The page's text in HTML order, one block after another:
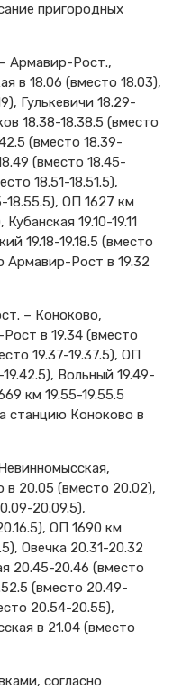
пригородных
Армавир-Рост.,
в 18.06 (вместо 18.03),
Гулькевичи 18.29-
18.38-18.38.5 (вместо
(вместо 18.39-
(вместо 18.45-
18.51-18.51.5),
18.55.5), ОП 1627 км
19.10-19.11
19.18-19.18.5 (вместо
Армавир-Рост в 19.32
– Коноково,
в 19.34 (вместо
19.37-19.37.5), ОП
Вольный 19.49-
км 19.55-19.55.5
станцию Коноково в
в 20.05 (вместо 20.02),
20.09.5),
ОП 1690 км
Овечка 20.31-20.32
20.45-20.46 (вместо
(вместо 20.49-
20.54-20.55),
в 21.04 (вместо
согласно